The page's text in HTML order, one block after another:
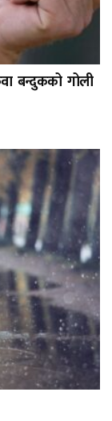
बन्दुकको गोली